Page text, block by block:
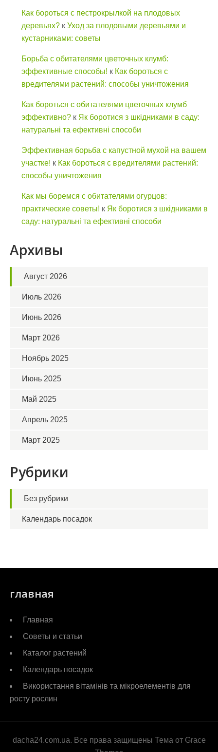
Как бороться с пестрокрылкой на плодовых
деревьях? к Уход за плодовыми деревьями и
кустарниками: советы
Борьба с обитателями цветочных клумб:
эффективные способы! к Как бороться с
вредителями растений: способы уничтожения
Как бороться с обитателями цветочных клумб
эффективно? к Як боротися з шкідниками в саду:
натуральні та ефективні способи
Эффективная борьба с капустной мухой на вашем
участке! к Как бороться с вредителями растений:
способы уничтожения
Как мы боремся с обитателями огурцов:
практические советы! к Як боротися з шкідниками в
саду: натуральні та ефективні способи
Архивы
Август 2026
Июль 2026
Июнь 2026
Март 2026
Ноябрь 2025
Июнь 2025
Май 2025
Апрель 2025
Март 2025
Рубрики
Без рубрики
Календарь посадок
главная
Главная
Советы и статьи
Каталог растений
Календарь посадок
Використання вітамінів та мікроелементів для
росту рослин
dacha24.com.ua. Все права защищены Тема от Grace